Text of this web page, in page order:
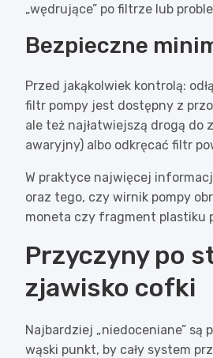
„wędrujące” po filtrze lub
Bezpieczne
Przed jakąkolwiek kontrolą:
filtr pompy jest dostępny z
ale też najłatwiejszą drogą do
awaryjny) albo odkręcać filtr
W praktyce najwięcej
oraz tego, czy wirnik pompy
moneta czy fragment plastiku
Przyczyny po
zjawisko cofki
Najbardziej „niedoceniane” są
wąski punkt, by cały system